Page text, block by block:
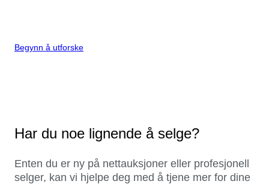
Begynn å utforske
Har du noe lignende å selge?
Enten du er ny på nettauksjoner eller profesjonell
selger, kan vi hjelpe deg med å tjene mer for dine